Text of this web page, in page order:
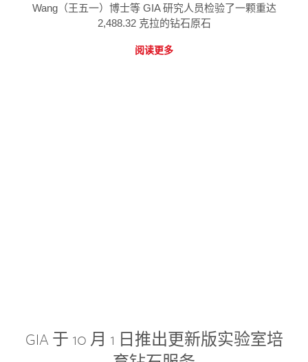
Wang（王五一）博士等 GIA 研究人员检验了一颗重达
2,488.32 克拉的钻石原石
阅读更多
GIA 于 10 月 1 日推出更新版实验室培